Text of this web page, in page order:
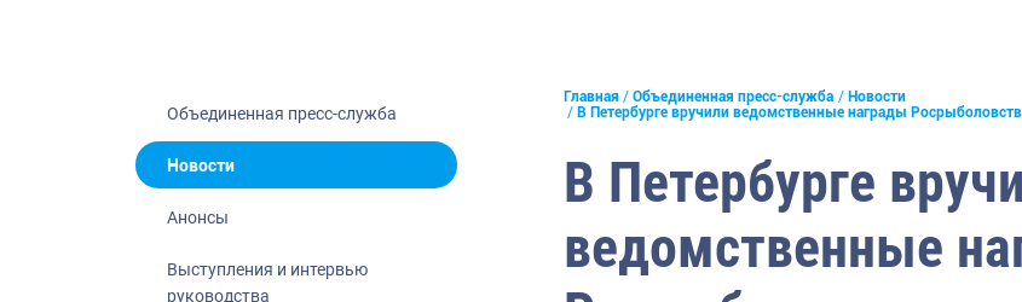
Отраслевые СМИ
Выставки и конференции
Рыбоохрана России
Объединенная пресс-служба
Новости
Анонсы
Выступления и интервью
руководства
Главная Объединенная пресс-служба
Новости
В Петербурге вручили ведомственные награды
В Петербурге
ведомственные